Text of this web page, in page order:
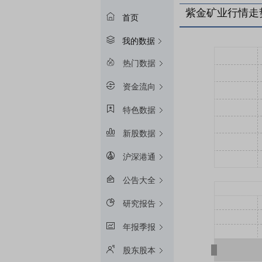
首页
我的数据
热门数据
资金流向
特色数据
新股数据
沪深港通
公告大全
研究报告
年报季报
股东股本
紫金矿业行情走